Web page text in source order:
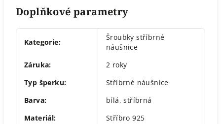
Doplňkové parametry
Kategorie:
Šroubky stříbrné
náušnice
Záruka:
2 roky
Typ šperku:
Stříbrné náušnice
Barva: bílá,stříbrná
Materiál:
Stříbro 925